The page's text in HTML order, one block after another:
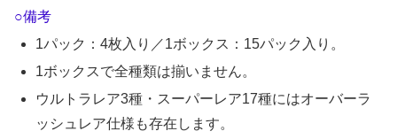
○備考
1パック：4枚入り／1ボックス：15パック入り。
1ボックスで全種類は揃いません。
ウルトラレア3種・スーパーレア17種にはオーバーラ
ッシュレア仕様も存在します。